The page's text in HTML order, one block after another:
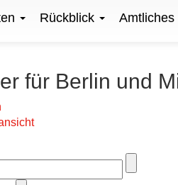
Rückblick Amtliches
für Berlin und